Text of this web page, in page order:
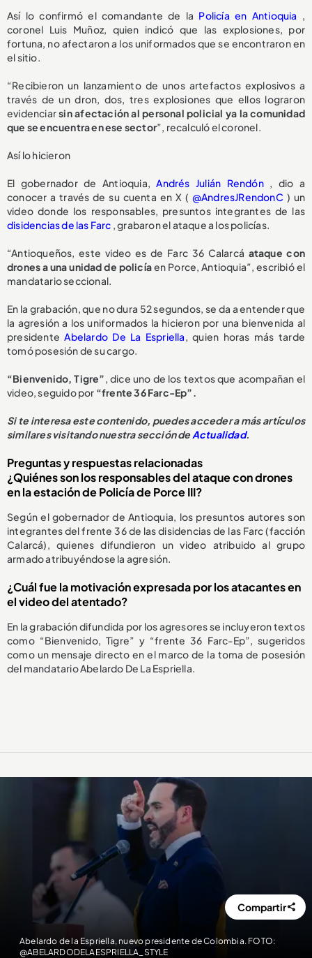
Así lo confirmó el comandante de la Policía en Antioquia
coronel Luis Muñoz, quien indicó que las explosiones, por
fortuna, no afectaron a los uniformados que se encontraron en
el sitio.
“Recibieron un lanzamiento de unos artefactos explosivos a
través de un dron, dos, tres explosiones que ellos lograron
evidenciarsin afectación al personal policial ya la comunidad
que se encuentra en ese sector”, recalculó el coronel.
Así lo hicieron
El gobernador de Antioquia, Andrés Julián Rendón, dio a
conocer a través de su cuenta en X ( @AndresJRendonC ) un
video donde los responsables, presuntos integrantes de las
disidencias de las Farc , grabaron el ataque a los policías.
“Antioqueños, este video es de Farc 36 Calarcá ataque con
drones a una unidad de policíaen Porce, Antioquia”, escribió el
mandatario seccional.
En la grabación, que no dura 52 segundos, se da a entender que
la agresión a los uniformados la hicieron por una bienvenida al
presidente Abelardo De La Espriella , quien horas más tarde
tomó posesión de su cargo.
“Bienvenido, Tigre” , dice uno de los textos que acompañan el
video, seguido por “frente 36 Farc-Ep”.
Si te interesa este contenido, puedes acceder a más artículos
similares visitando nuestra sección deActualidad.
Preguntas y respuestas relacionadas
¿Quiénes son los responsables del ataque con drones
en la estación de Policía de Porce III?
Según el gobernador de Antioquia, los presuntos autores son
integrantes del frente 36 de las disidencias de las Farc (facción
Calarcá), quienes difundieron un video atribuido al grupo
armado atribuyéndose la agresión.
¿Cuál fue la motivación expresada por los atacantes en
el video del atentado?
En la grabación difundida por los agresores se incluyeron textos
como “Bienvenido, Tigre” y “frente 36 Farc-Ep”, sugeridos
como un mensaje directo en el marco de la toma de posesión
del mandatario Abelardo De La Espriella.
Abelardo de la Espriella, nuevo presidente de Colombia. FOTO:
@ABELARDODELAESPRIELLA_STYLE
Compartir